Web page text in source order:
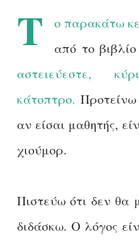
Τ
ο παρακάτω
από το
αστειεύεστε,
κάτοπτρο. Προτείνω
αν είσαι μαθητής,
χιούμορ.
Πιστεύω ότι δεν θα
διδάσκω. Ο λόγος